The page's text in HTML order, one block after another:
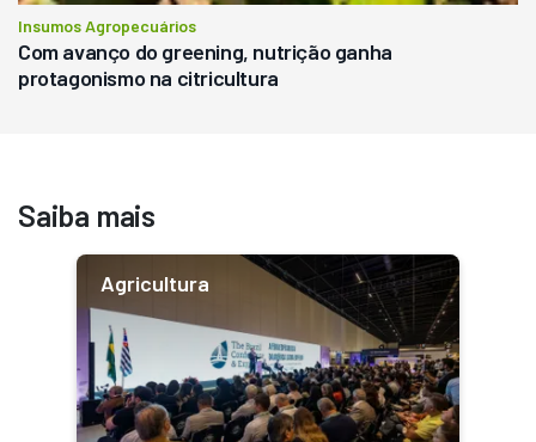
Insumos Agropecuários
Com avanço do greening, nutrição ganha
protagonismo na citricultura
Saiba mais
Agricultura